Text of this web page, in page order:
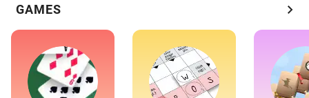
GAMES chevron_right